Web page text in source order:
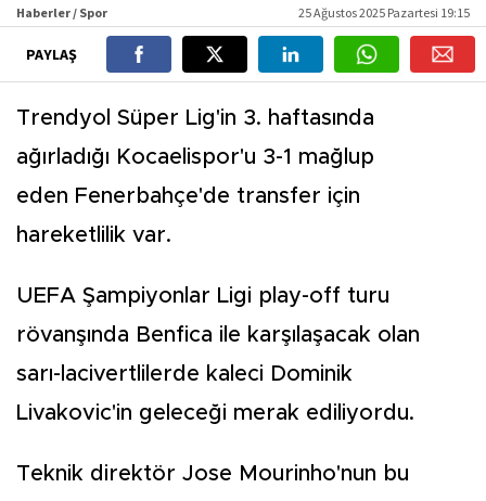
Haberler / Spor 25 Ağustos 2025 Pazartesi 19:15
PAYLAŞ
Trendyol Süper Lig'in 3. haftasında
ağırladığı Kocaelispor'u 3-1 mağlup
eden Fenerbahçe'de transfer için
hareketlilik var.
UEFA Şampiyonlar Ligi play-off turu
rövanşında Benfica ile karşılaşacak olan
sarı-lacivertlilerde kaleci Dominik
Livakovic'in geleceği merak ediliyordu.
Teknik direktör Jose Mourinho'nun bu